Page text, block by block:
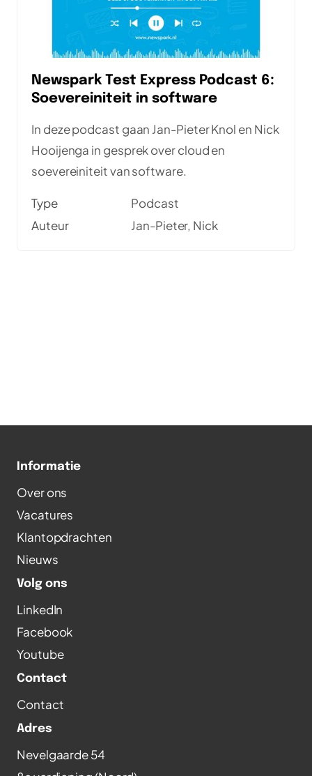
Newspark Test Express Podcast 6:
Soevereiniteit in software
In deze podcast gaan Jan-Pieter Knol en Nick
Hooijenga in gesprek over cloud en
soevereiniteit van software.
Type
Podcast
Auteur
Jan-Pieter, Nick
Informatie
Over ons
Vacatures
Klantopdrachten
Nieuws
Volg ons
LinkedIn
Facebook
Youtube
Contact
Contact
Adres
Nevelgaarde 54